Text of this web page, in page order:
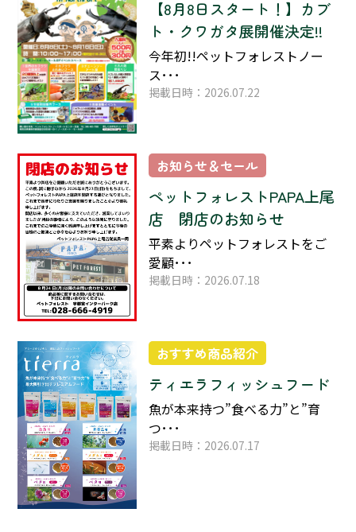
【8月8日スタート！】カブ
ト・クワガタ展開催決定!!
今年初!!ペットフォレストノー
ス･･･
掲載日時：2026.07.22
お知らせ＆セール
ペットフォレストPAPA上尾
店 閉店のお知らせ
平素よりペットフォレストをご
愛顧･･･
掲載日時：2026.07.18
おすすめ商品紹介
ティエラフィッシュフード
魚が本来持つ”食べる力”と”育
つ･･･
掲載日時：2026.07.17